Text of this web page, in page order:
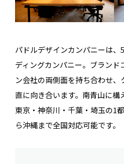
パドルデザインカンパニーは
ディングカンパニー。ブランド
ン会社の両側面を持ち合わせ
直に向き合います。南青山に構
東京・神奈川・千葉・埼玉の1
ら沖縄まで全国対応可能です。